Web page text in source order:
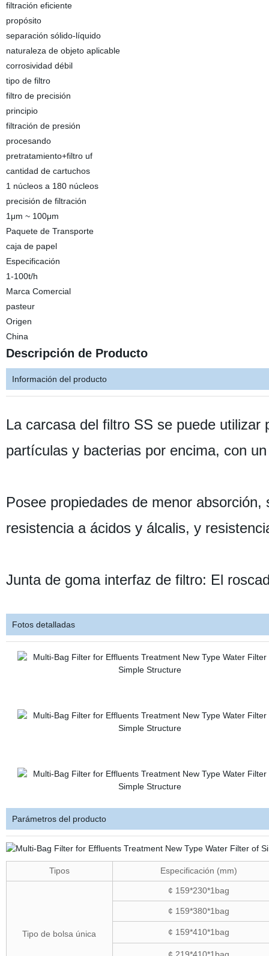
filtración eficiente
propósito
separación sólido-líquido
naturaleza de objeto aplicable
corrosividad débil
tipo de filtro
filtro de precisión
principio
filtración de presión
procesando
pretratamiento+filtro uf
cantidad de cartuchos
1 núcleos a 180 núcleos
precisión de filtración
1μm ~ 100μm
Paquete de Transporte
caja de papel
Especificación
1-100t/h
Marca Comercial
pasteur
Origen
China
Descripción de Producto
Información del producto
La carcasa del filtro SS se puede
partículas y bacterias por encima, con
Posee propiedades de menor
resistencia a ácidos y álcalis, y
Junta de goma interfaz de filtro: El
Fotos detalladas
Parámetros del producto
Tipos Especificación (mm)
Tipo de bolsa única
¢ 159*230*1bag
¢ 159*380*1bag
¢ 159*410*1bag